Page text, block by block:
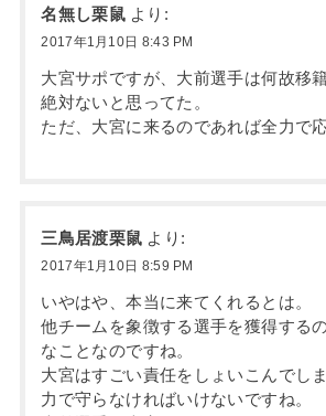
名無し栗鼠 より:
2017年1月10日 8:43 PM
大宮サポですが、大前選手は何故移
絶対ないと思ってた。
ただ、大宮に来るのであれば全力で
三鳥居渡栗鼠 より:
2017年1月10日 8:59 PM
いやはや、本当に来てくれるとは。
他チームを象徴する選手を獲得する
なことなのですね。
大宮はすごい責任をしょいこんでし
力で守らなければいけないですね。